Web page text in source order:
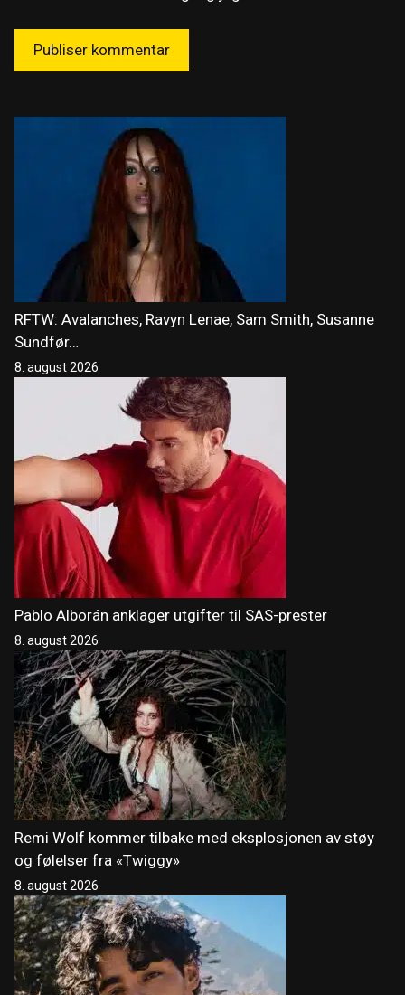
RFTW: Avalanches, Ravyn Lenae, Sam Smith, Susanne
Sundfør…
8. august 2026
Pablo Alborán anklager utgifter til SAS-prester
8. august 2026
Remi Wolf kommer tilbake med eksplosjonen av støy
og følelser fra «Twiggy»
8. august 2026